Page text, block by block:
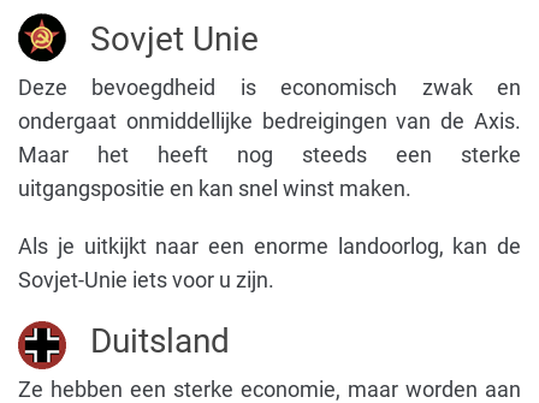
Sovjet Unie
Deze bevoegdheid is economisch zwak en
ondergaat onmiddellijke bedreigingen van de Axis.
Maar het heeft nog steeds een sterke
uitgangspositie en kan snel winst maken.
Als je uitkijkt naar een enorme landoorlog, kan de
Sovjet-Unie iets voor u zijn.
Duitsland
Ze hebben een sterke economie, maar worden aan